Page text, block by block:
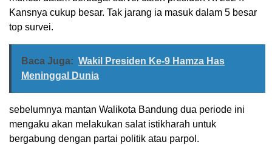
Kansnya cukup besar. Tak jarang ia masuk dalam 5 besar
top survei.
Baca Juga: Wakil Presiden Ke-9 Hamza Has
Meninggal Dunia
sebelumnya mantan Walikota Bandung dua periode ini
mengaku akan melakukan salat istikharah untuk
bergabung dengan partai politik atau parpol.